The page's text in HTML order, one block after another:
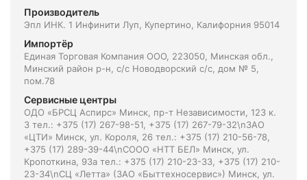
Производитель
Эпл ИНК. 1 Инфинити Луп, Купертино, Калифорния 95014
Импортёр
Единая Торговая Компания ООО, 223050, Минская обл.,
Минский район р-н, с/с Новодворский с/с, дом № 5,
пом.78
Сервисные центры
ОДО «БРСЦ Аспирс» Минск, пр-т Независимости, 123 к.
3 тел.: +375 (17) 267-98-51, +375 (17) 267-79-32\nЗАО
«ЦТИ» Минск, ул. Короля, 26 тел.: +375 (17) 210-56-78,
+375 (17) 289-39-44\nСООО «НТТ БЕЛ» Минск, ул.
Кропоткина, 93а тел.: +375 (17) 210-23-33, +375 (17) 210-
23-34\nСЦ «Летта» (ЗАО «Быттехносервис») Минск, ул.